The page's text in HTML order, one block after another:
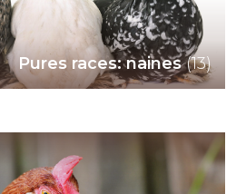
Pures races: naines(13)